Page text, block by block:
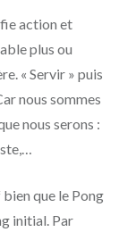
action et
plus ou
« Servir » puis
nous sommes
nous serons :
que le Pong
initial. Par